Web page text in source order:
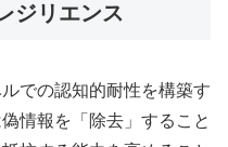
ジリエンス
での認知的耐性を構築す
情報を「除去」すること